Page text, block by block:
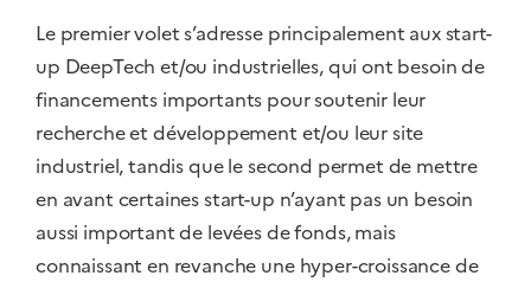
Le premier volet s’adresse principalement aux start-
up DeepTech et/ou industrielles, qui ont besoin de
financements importants pour soutenir leur
recherche et développement et/ou leur site
industriel, tandis que le second permet de mettre
en avant certaines start-up n’ayant pas un besoin
aussi important de levées de fonds, mais
connaissant en revanche une hyper-croissance de